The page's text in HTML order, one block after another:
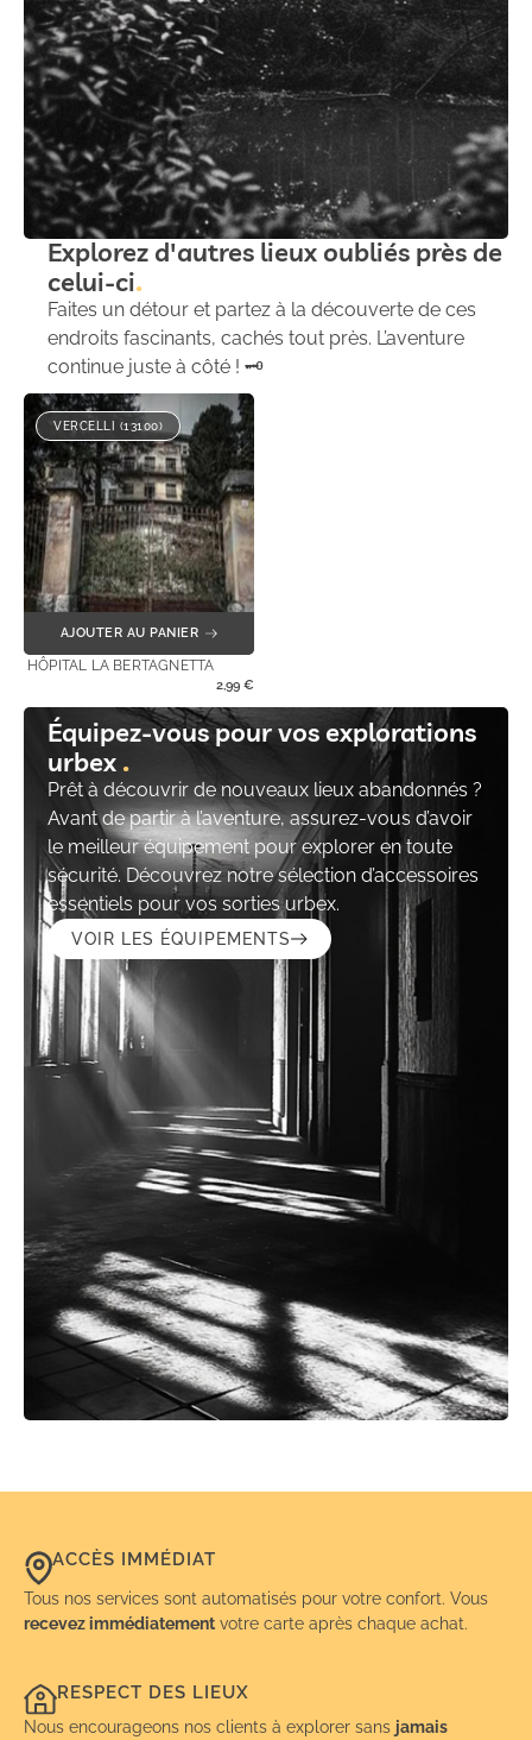
Explorez d'autres lieux oubliés près de
celui-ci
Faites un détour et partez à la découverte de ces
endroits fascinants, cachés tout près. L’aventure
continue juste à côté ! 🗝️
VERCELLI (13100)
AJOUTER AU PANIER
HÔPITAL LA BERTAGNETTA
2,99 €
Équipez-vous pour vos explorations
urbex
Prêt à découvrir de nouveaux lieux abandonnés ?
Avant de partir à l’aventure, assurez-vous d’avoir
le meilleur équipement pour explorer en toute
sécurité. Découvrez notre sélection d’accessoires
essentiels pour vos sorties urbex.
VOIR LES ÉQUIPEMENTS
ACCÈS IMMÉDIAT
Tous nos services sont automatisés pour votre confort. Vous
recevez immédiatement votre carte après chaque achat.
RESPECT DES LIEUX
Nous encourageons nos clients à explorer sans jamais